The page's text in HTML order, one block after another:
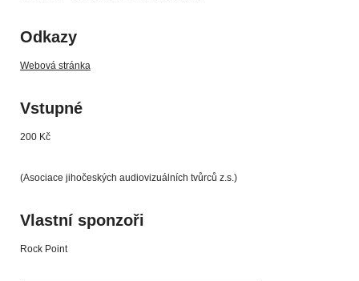
Odkazy
Webová stránka
Vstupné
200 Kč
(Asociace jihočeských audiovizuálních tvůrců z.s.)
Vlastní sponzoři
Rock Point